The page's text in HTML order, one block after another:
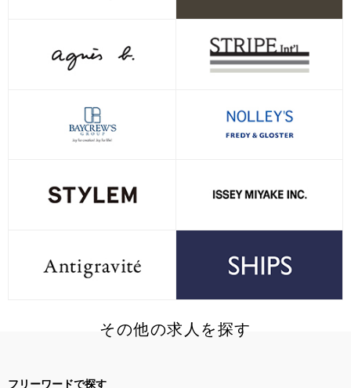
その他の求人を探す
フリーワードで探す